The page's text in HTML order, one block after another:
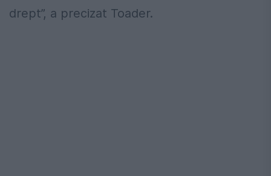
drept”, a precizat Toader.